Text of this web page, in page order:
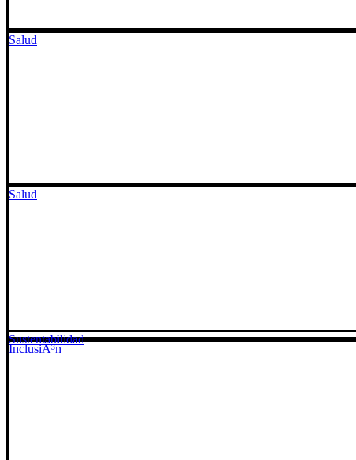
Salud
Salud
InclusiÃ³n
Sustentabilidad